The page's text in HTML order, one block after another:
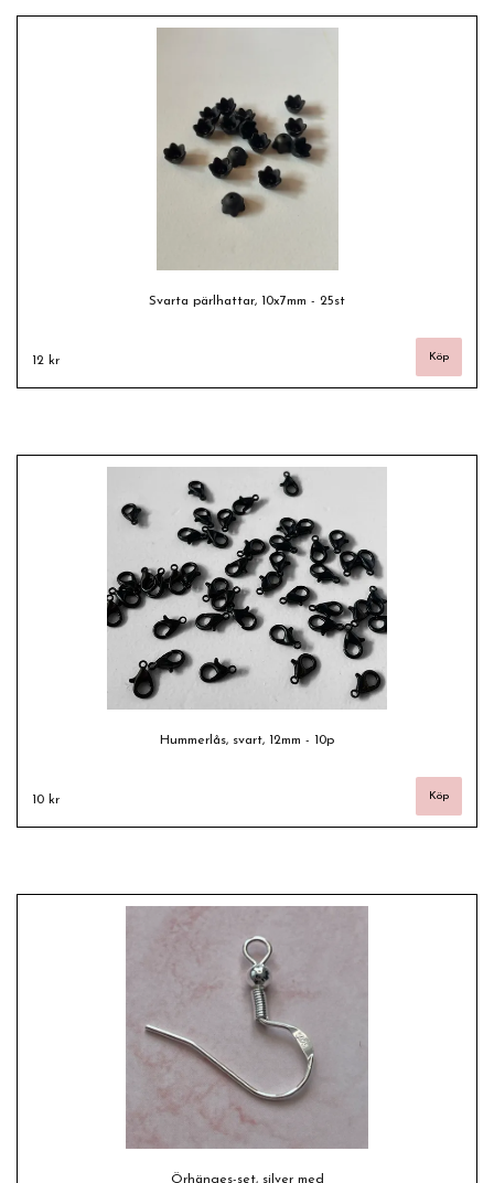
Svarta pärlhattar, 10x7mm - 25st
12 kr
Hummerlås, svart, 12mm - 10p
10 kr
Örhänges-set, silver med